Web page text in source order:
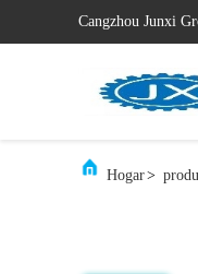
Cangzhou Junxi
Hogar>